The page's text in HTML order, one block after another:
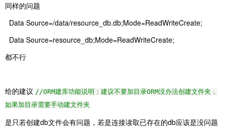
同样的问题
Data Source=/data/resource_db.db;Mode=ReadWriteCreate;
Data Source=resource_db;Mode=ReadWriteCreate;
都不行
给的建议 //ORM建库功能说明：建议不要加目录ORM没办法创建文件夹，
如果加目录需要手动建文件夹
是只若创建db文件会有问题，若是连接读取已存在的db应该是没问题